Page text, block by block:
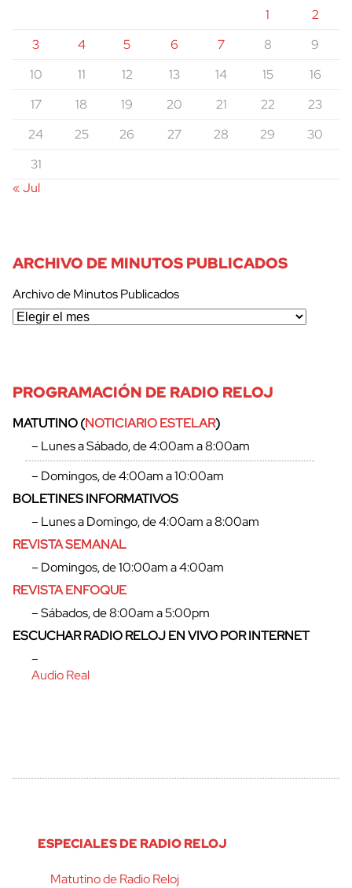
1
2
3
4 5 6 7 8
9
10
11 12 13 14 15
16
17
18 19 20 21 22
23
24
25 26 27 28 29
30
31
« Jul
ARCHIVO DE MINUTOS PUBLICADOS
Archivo de Minutos Publicados
PROGRAMACIÓN DE RADIO RELOJ
MATUTINO (NOTICIARIO ESTELAR)
– Lunes a Sábado, de 4:00am a 8:00am
– Domingos, de 4:00am a 10:00am
BOLETINES INFORMATIVOS
– Lunes a Domingo, de 4:00am a 8:00am
REVISTA SEMANAL
– Domingos, de 10:00am a 4:00am
REVISTA ENFOQUE
– Sábados, de 8:00am a 5:00pm
ESCUCHAR RADIO RELOJ EN VIVO POR INTERNET
–
Audio Real
ESPECIALES DE RADIO RELOJ
Matutino de Radio Reloj